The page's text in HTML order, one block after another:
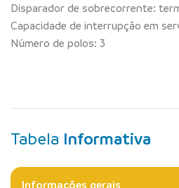
Disparador de sobrecorrente:
Capacidade de interrupção em
Número de polos: 3
Tabela Informativa
Informações gerais